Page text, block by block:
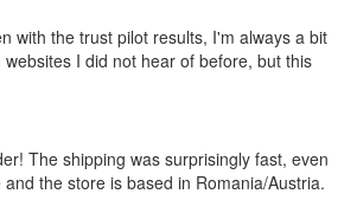
with the trust pilot results, I'm always a bit
I did not hear of before, but this
The shipping was surprisingly fast, even
and the store is based in Romania/Austria.